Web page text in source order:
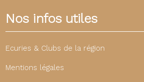
Nos infos utiles
Ecuries & Clubs de la région
Mentions légales